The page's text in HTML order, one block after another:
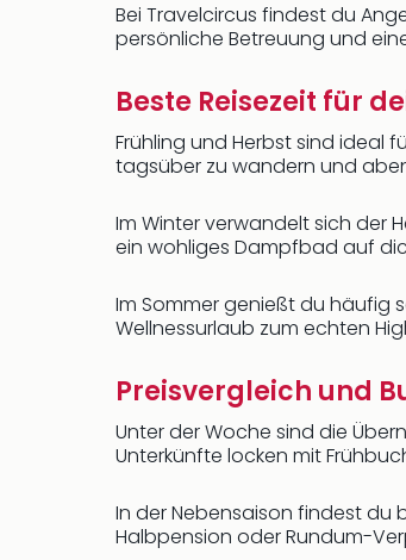
Bei Travelcircus findest du
persönliche Betreuung und
Beste Reisezeit für
Frühling und Herbst sind ideal
tagsüber zu wandern und
Im Winter verwandelt sich der
ein wohliges Dampfbad auf
Im Sommer genießt du häufig
Wellnessurlaub zum echten
Preisvergleich und
Unter der Woche sind die
Unterkünfte locken mit
In der Nebensaison findest du
Halbpension oder Rundum-